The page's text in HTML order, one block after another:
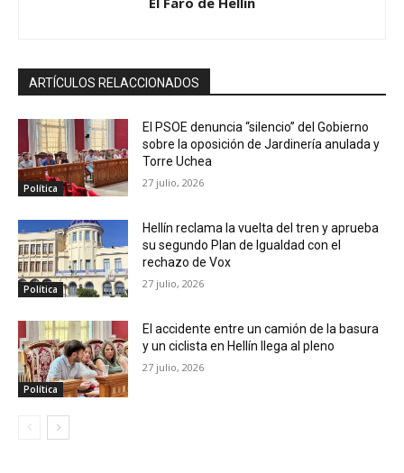
ARTÍCULOS RELACCIONADOS
Política
El PSOE denuncia “silencio” del Gobierno
sobre la oposición de Jardinería anulada y
Torre Uchea
27 julio, 2026
Política
Hellín reclama la vuelta del tren y aprueba
su segundo Plan de Igualdad con el
rechazo de Vox
27 julio, 2026
Política
El accidente entre un camión de la basura
y un ciclista en Hellín llega al pleno
27 julio, 2026